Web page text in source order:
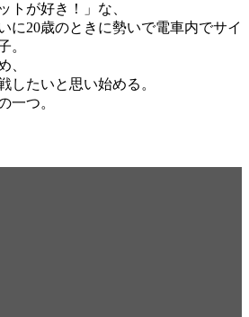
トが好き！」な、
に20歳のときに勢いで電車内でサイ
。
、
したいと思い始める。
一つ。